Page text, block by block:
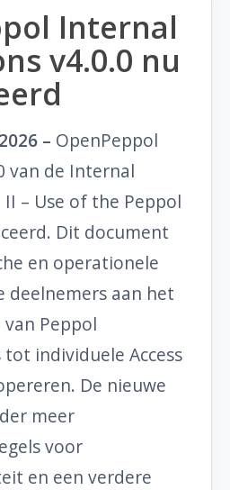
Internal
v4.0.0 nu
– OpenPeppol
van de Internal
– Use of the Peppol
Dit document
en operationele
deelnemers aan het
Peppol
individuele Access
De nieuwe
meer
voor
en een verdere